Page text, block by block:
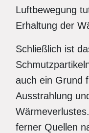
Luftbewegung
Erhaltung der
Schließlich ist
auch ein Grund
Ausstrahlung
ferner Quellen